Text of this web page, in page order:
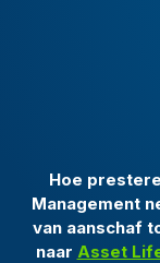
Hoe
Management
van aanschaf
naar Asset